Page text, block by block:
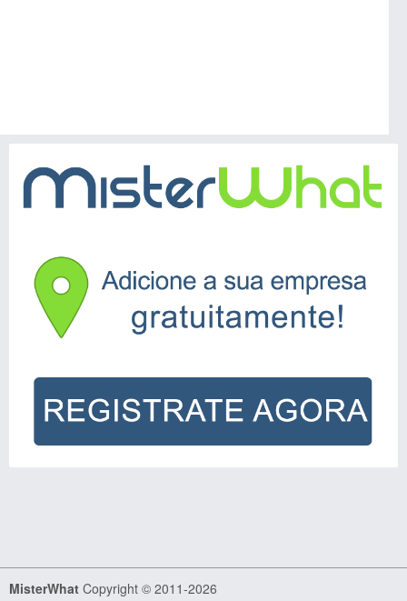
MisterWhat Copyright © 2011-2026